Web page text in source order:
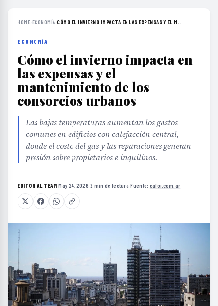
HOME›ECONOMÍA›CÓMO EL INVIERNO IMPACTA EN LAS EXPENSAS Y EL M...
ECONOMÍA
Cómo el invierno impacta en
las expensas y el
mantenimiento de los
consorcios urbanos
Las bajas temperaturas aumentan los gastos
comunes en edificios con calefacción central,
donde el costo del gas y las reparaciones generan
presión sobre propietarios e inquilinos.
EDITORIAL TEAM·May 24, 2026·2 min de lectura·Fuente: caloi.com.ar